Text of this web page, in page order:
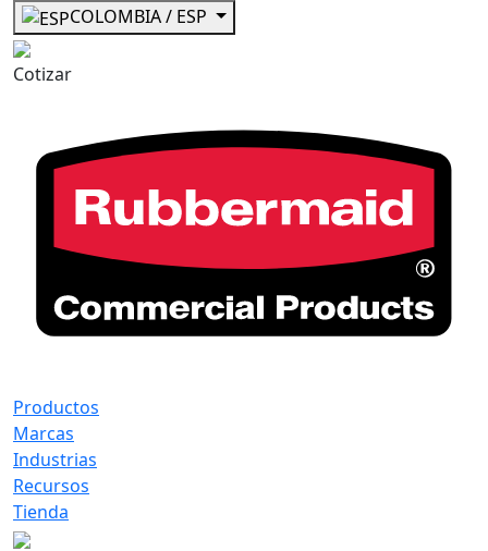
COLOMBIA / ESP
Cotizar
Productos
Marcas
Industrias
Recursos
Tienda